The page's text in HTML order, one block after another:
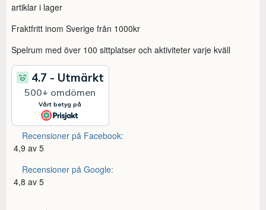
artiklar i lager
Fraktfritt inom Sverige från 1000kr
Spelrum med över 100 sittplatser och aktiviteter varje kväll
Recensioner på Facebook:
4,9 av 5
Recensioner på Google:
4,8 av 5